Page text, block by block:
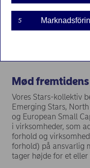
Mød
Vores Stars-kollektiv
Emerging Stars,
og European Small
i virksomheder, som
forhold og
forhold) på ansvarlig
tager højde for et
5